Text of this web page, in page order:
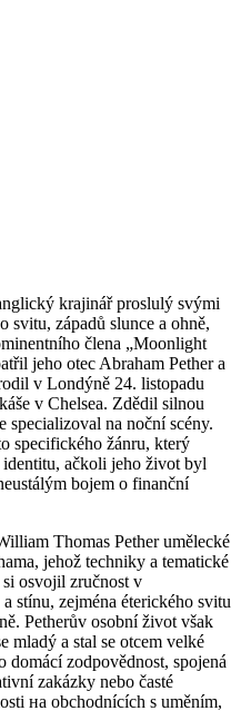
krajinář proslulý svými
svitu, západů slunce a ohně,
člena „Moonlight
jeho otec Abraham Pether a
v Londýně 24. listopadu
v Chelsea. Zdědil silnou
na noční scény.
specifického žánru, který
ačkoli jeho život byl
bojem o finanční
Thomas Pether umělecké
jehož techniky a tematické
si osvojil zručnost v
stínu, zejména éterického svitu
Petherův osobní život však
mladý a stal se otcem velké
domácí zodpovědnost, spojená
zakázky nebo časté
на obchodnících s uměním,